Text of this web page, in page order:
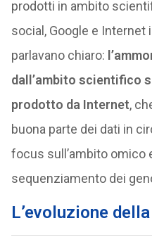
prodotti in ambito
social, Google e Internet
parlavano chiaro:
dall’ambito scientifico
prodotto da Internet,
buona parte dei dati in
focus sull’ambito omico
sequenziamento dei
L’evoluzione